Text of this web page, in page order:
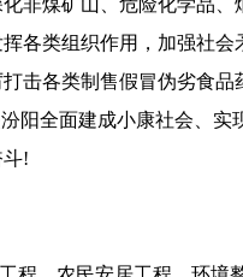
非煤矿山、危险化学品
各类组织作用，加强社
击各类制售假冒伪劣食品
阳全面建成小康社会、
!